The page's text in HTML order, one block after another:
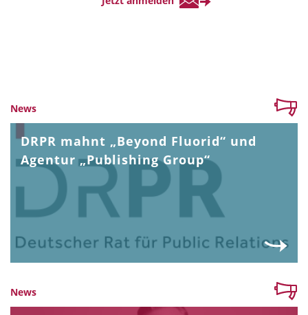
News
DRPR mahnt „Beyond Fluorid“ und
Agentur „Publishing Group“
News